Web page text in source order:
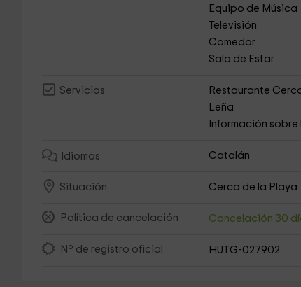
Equipo de Música
Televisión
Comedor
Sala de Estar
Servicios Restaurante
Leña
Información sobre
Idiomas Catalán
Situación Cerca de la Playa
Política de cancelación Cancelación 30
Nº de registro oficial HUTG-027902